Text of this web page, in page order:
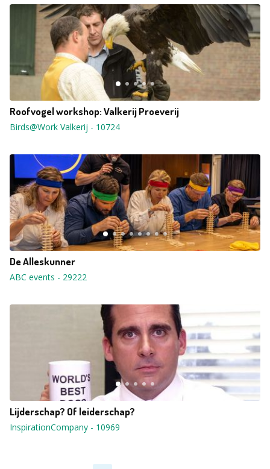
Roofvogel workshop: Valkerij Proeverij
Birds@Work Valkerij - 10724
De Alleskunner
ABC events - 29222
Lijderschap? Of leiderschap?
InspirationCompany - 10969